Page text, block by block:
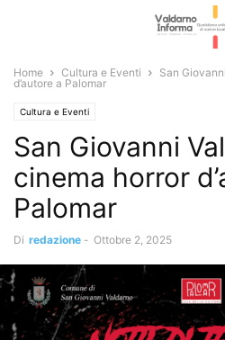
Home Cultura e Eventi
San
d’autore a Palomar
Cultura e Eventi
San Giovanni
cinema horror
Palomar
Di redazione - Ottobre 2, 2025